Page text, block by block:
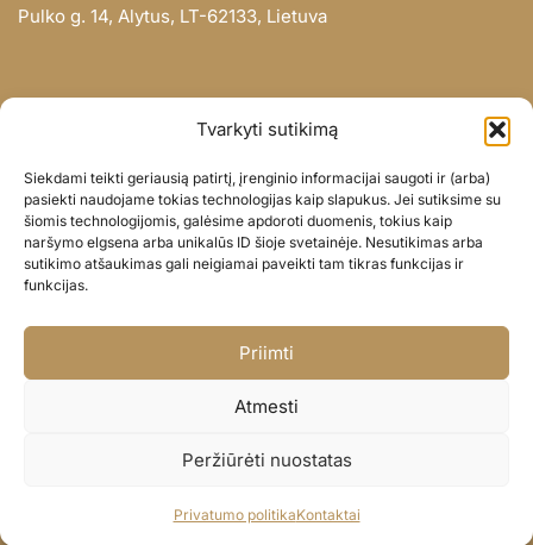
Tvarkyti sutikimą
Siekdami teikti geriausią patirtį, įrenginio informacijai saugoti ir (arba)
pasiekti naudojame tokias technologijas kaip slapukus. Jei sutiksime su
šiomis technologijomis, galėsime apdoroti duomenis, tokius kaip
naršymo elgsena arba unikalūs ID šioje svetainėje. Nesutikimas arba
sutikimo atšaukimas gali neigiamai paveikti tam tikras funkcijas ir
funkcijas.
Priimti
Atmesti
Peržiūrėti nuostatas
Privatumo politikaKontaktai
Pulko g. 14, Alytus, LT-62133, Lietuva
Didmena
Darbų portfolio
Privatumo politika
Parduotuvės politika
© BALIONAISUMEILE 2024